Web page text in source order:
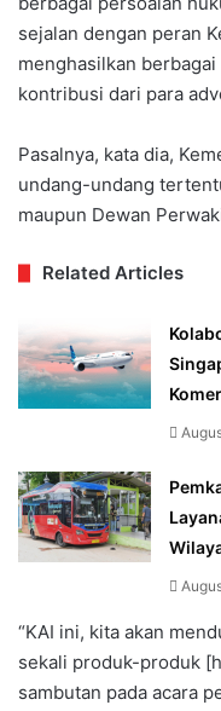
sejalan dengan peran
menghasilkan
kontribusi dari para
Pasalnya, kata dia,
undang-undang
maupun Dewan
Related Articles
“KAI ini, kita akan
sekali produk-produk
sambutan pada acara